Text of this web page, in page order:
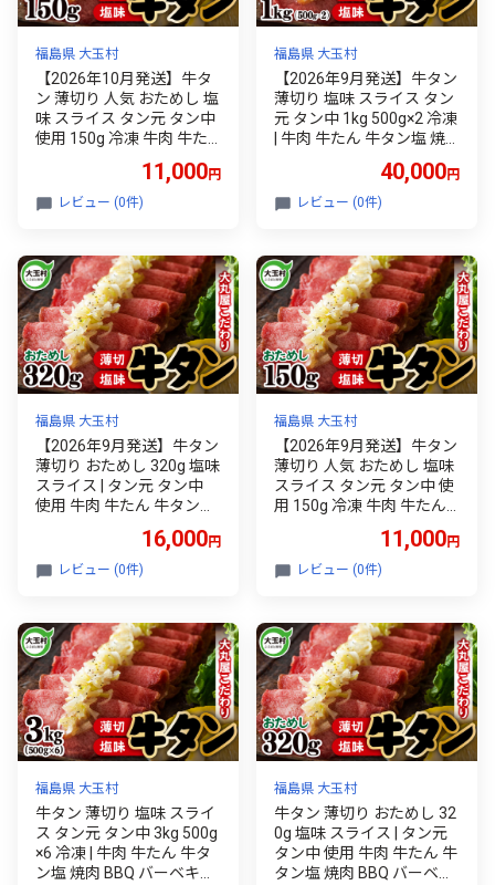
福島県 大玉村
【2026年10月発送】牛タ
ン 薄切り 人気 おためし 塩
味 スライス タン元 タン中
使用 150g 冷凍 牛肉 牛た
ベキュー キャンプ アウト
ドア ご家庭用 贈答用 ギフ
大玉村
11,000円
レビュー (0件)
福島県 大玉村
【2026年9月発送】牛タン
薄切り 塩味 スライス タン
元 タン中 1kg 500g×2 冷凍
| 牛肉 牛たん 牛タン塩 焼
ンプ アウトドア ご家庭用
贈答用 ギフト ふるさと納
村
40,000円
レビュー (0件)
福島県 大玉村
【2026年9月発送】牛タン
薄切り おためし 320g 塩味
スライス | タン元 タン中
使用 牛肉 牛たん 牛タン塩
ャンプ アウトドア ご家庭
用 贈答用 ギフト ふるさと
玉村
16,000円
レビュー (0件)
福島県 大玉村
【2026年9月発送】牛タン
薄切り 人気 おためし 塩味
スライス タン元 タン中 使
用 150g 冷凍 牛肉 牛たん
キュー キャンプ アウトド
ア ご家庭用 贈答用 ギフト
玉村
11,000円
レビュー (0件)
福島県 大玉村
牛タン 薄切り 塩味 スライ
ス タン元 タン中 3kg 500g
×6 冷凍 | 牛肉 牛たん 牛タ
ン塩 焼肉 BBQ バーベキュ
福島県 大玉村
牛タン 薄切り おためし 32
0g 塩味 スライス | タン元
タン中 使用 牛肉 牛たん 牛
タン塩 焼肉 BBQ バーベキ